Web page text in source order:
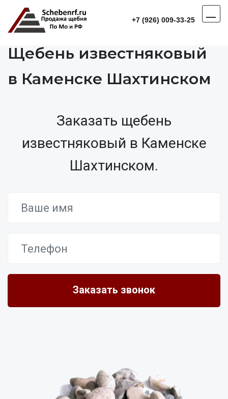
+7 (926) 009-33-25
Щебень известняковый
в Каменске Шахтинском
Заказать щебень
известняковый в Каменске
Шахтинском.